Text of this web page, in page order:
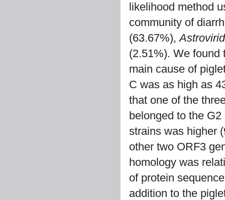
likelihood method
community of
(63.67%),
(2.51%). We found
main cause of
C was as high as
that one of the
belonged to the
strains was higher
other two ORF3
homology was
of protein
addition to the